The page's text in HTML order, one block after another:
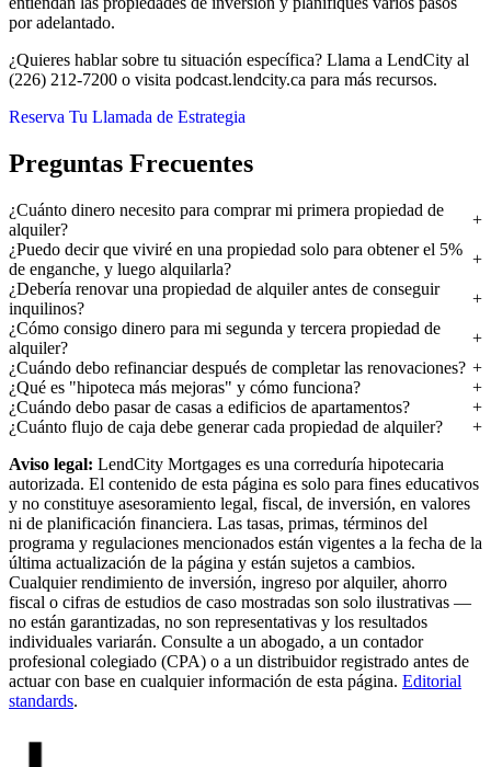
por adelantado.
¿Quieres hablar sobre tu situación específica? Llama a LendCity al
(226) 212-7200 o visita podcast.lendcity.ca para más recursos.
Reserva Tu Llamada de Estrategia
Preguntas Frecuentes
¿Cuánto dinero necesito para comprar mi primera propiedad de
alquiler?
¿Puedo decir que viviré en una propiedad solo para obtener el 5%
de enganche, y luego alquilarla?
¿Debería renovar una propiedad de alquiler antes de conseguir
inquilinos?
¿Cómo consigo dinero para mi segunda y tercera propiedad de
alquiler?
¿Cuándo debo refinanciar después de completar las renovaciones?
¿Qué es "hipoteca más mejoras" y cómo funciona?
¿Cuándo debo pasar de casas a edificios de apartamentos?
¿Cuánto flujo de caja debe generar cada propiedad de alquiler?
Aviso legal: LendCity Mortgages es una correduría hipotecaria
autorizada. El contenido de esta página es solo para fines educativos
y no constituye asesoramiento legal, fiscal, de inversión, en valores
ni de planificación financiera. Las tasas, primas, términos del
programa y regulaciones mencionados están vigentes a la fecha de la
última actualización de la página y están sujetos a cambios.
Cualquier rendimiento de inversión, ingreso por alquiler, ahorro
fiscal o cifras de estudios de caso mostradas son solo ilustrativas —
no están garantizadas, no son representativas y los resultados
individuales variarán. Consulte a un abogado, a un contador
profesional colegiado (CPA) o a un distribuidor registrado antes de
actuar con base en cualquier información de esta página. Editorial
standards.